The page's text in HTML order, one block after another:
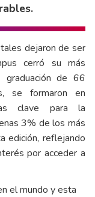
dejaron de ser
cerró su más
graduación de 66
se formaron en
clave para la
3% de los más
edición, reflejando
por acceder a
el mundo y esta